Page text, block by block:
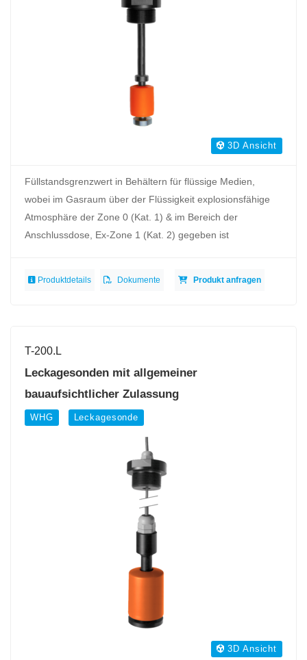
3D Ansicht
Füllstandsgrenzwert in Behältern für flüssige Medien,
wobei im Gasraum über der Flüssigkeit explosionsfähige
Atmosphäre der Zone 0 (Kat. 1) & im Bereich der
Anschlussdose, Ex-Zone 1 (Kat. 2) gegeben ist
Produktdetails Dokumente Produkt anfragen
T-200.L
Leckagesonden mit allgemeiner
bauaufsichtlicher Zulassung
WHG Leckagesonde
3D Ansicht